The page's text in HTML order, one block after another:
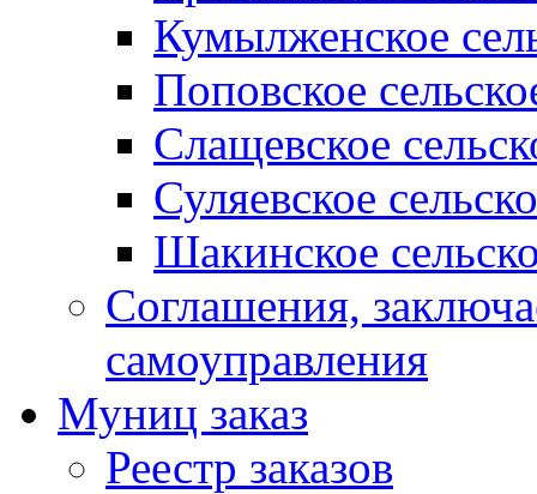
Кумылженское
Поповское
Слащевское
Суляевское
Шакинское
Соглашения,
самоуправления
Муниц заказ
Реестр заказов